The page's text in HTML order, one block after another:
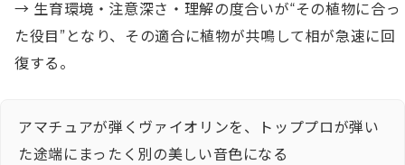
→ 生育環境・注意深さ・理解の度合いが“その植物に合っ
た役目”となり、その適合に植物が共鳴して相が急速に回
復する。
アマチュアが弾くヴァイオリンを、トッププロが弾い
た途端にまったく別の美しい音色になる